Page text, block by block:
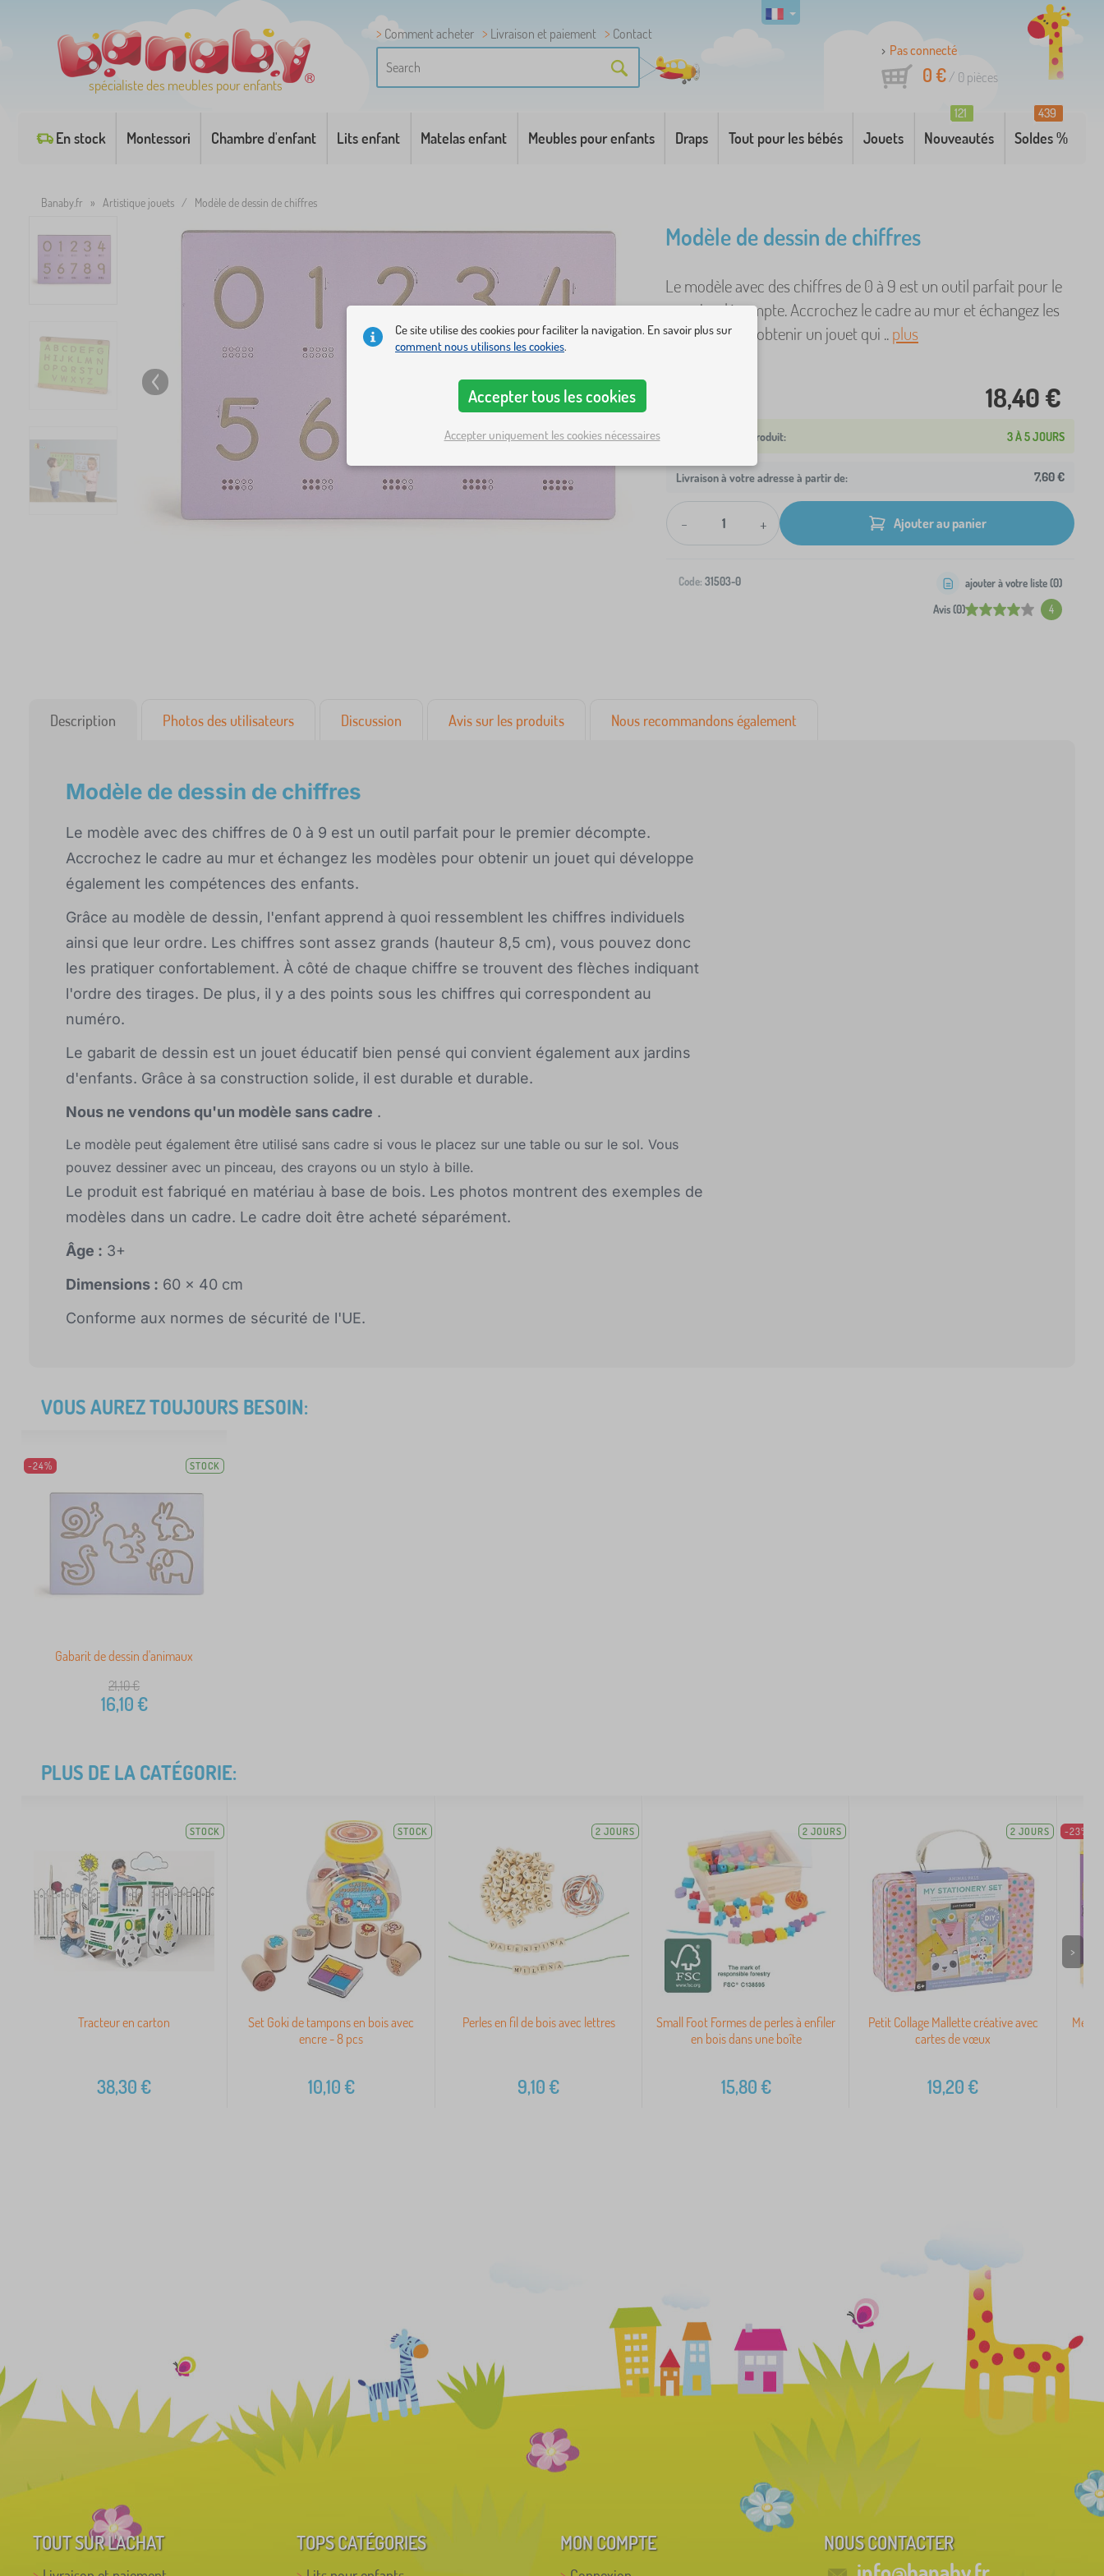
spécialiste des meubles pour enfants
Comment acheter Livraison et paiement
Contact
Pas connecté
0 €/ 0 pièces
En stock Montessori Chambre d'enfant Lits enfant Matelas enfant Meubles pour enfants Draps Tout pour les bébés Jouets Nouveautés
121
Soldes %
439
Banaby.fr » Artistique jouets / Modèle de dessin de chiffres
Modèle de dessin de chiffres
Le modèle avec des chiffres de 0 à 9 est un outil parfait pour le
premier décompte. Accrochez le cadre au mur et échangez les
modèles pour obtenir un jouet qui ..plus
18,40 €
3 À 5 JOURS
Livraison à votre adresse à partir de: 7,60 €
- + Ajouter au panier
Code: 31503-0
Avis (0) 4
ajouter à votre liste (0)
Description Photos des utilisateurs Discussion Avis sur les produits Nous recommandons également
Modèle de dessin de chiffres
Le modèle avec des chiffres de 0 à 9 est un outil parfait pour le premier décompte.
Accrochez le cadre au mur et échangez les modèles pour obtenir un jouet qui développe
également les compétences des enfants.
Grâce au modèle de dessin, l'enfant apprend à quoi ressemblent les chiffres individuels
ainsi que leur ordre. Les chiffres sont assez grands (hauteur 8,5 cm), vous pouvez donc
les pratiquer confortablement. À côté de chaque chiffre se trouvent des flèches indiquant
l'ordre des tirages. De plus, il y a des points sous les chiffres qui correspondent au
numéro.
Le gabarit de dessin est un jouet éducatif bien pensé qui convient également aux jardins
d'enfants. Grâce à sa construction solide, il est durable et durable.
Nous ne vendons qu'un modèle sans cadre .
Le modèle peut également être utilisé sans cadre si vous le placez sur une table ou sur le sol. Vous
pouvez dessiner avec un pinceau, des crayons ou un stylo à bille.
Le produit est fabriqué en matériau à base de bois. Les photos montrent des exemples de
modèles dans un cadre. Le cadre doit être acheté séparément.
Âge : 3+
Dimensions : 60 x 40 cm
Conforme aux normes de sécurité de l'UE.
VOUS AUREZ TOUJOURS BESOIN:
-24% STOCK
Gabarit de dessin d'animaux
21,10€
16,10€
PLUS DE LA CATÉGORIE:
STOCK
Tracteur en carton
38,30€
STOCK
Set Goki de tampons en bois avec
encre - 8 pcs
10,10€
2 JOURS
Perles en fil de bois avec lettres
9,10€
2 JOURS
Small Foot Formes de perles à enfiler
en bois dans une boîte
15,80€
2 JOURS
Petit Collage Mallette créative avec
cartes de vœux
19,20€
-23%
>
TOUT SUR L'ACHAT TOPS CATÉGORIES MON COMPTE NOUS CONTACTER
Ce site utilise des cookies pour faciliter la navigation. En savoir plus sur
comment nous utilisons les cookies.
Accepter tous les cookies
Accepter uniquement les cookies nécessaires